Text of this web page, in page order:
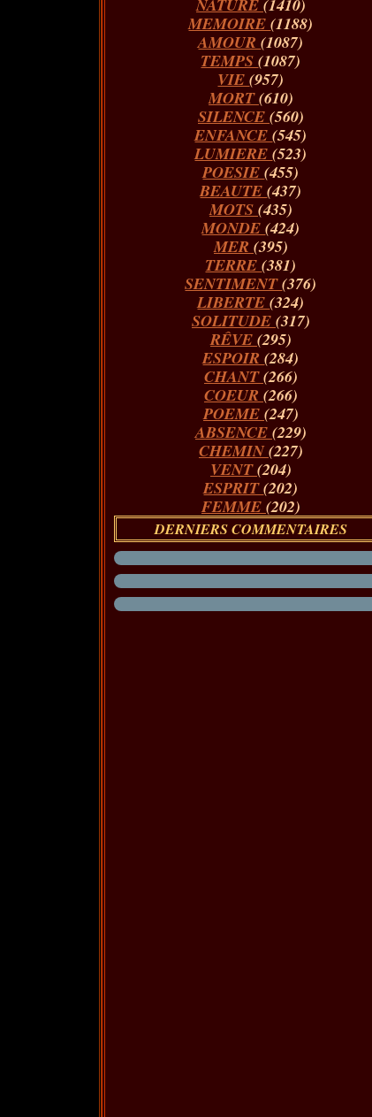
NATURE (1410)
MEMOIRE(1188)
AMOUR(1087)
TEMPS(1087)
VIE(957)
MORT(610)
SILENCE (560)
ENFANCE(545)
LUMIERE(523)
POESIE(455)
BEAUTE(437)
MOTS (435)
MONDE(424)
MER (395)
TERRE(381)
SENTIMENT(376)
LIBERTE(324)
SOLITUDE (317)
RÊVE (295)
ESPOIR(284)
CHANT(266)
COEUR (266)
POEME (247)
ABSENCE (229)
CHEMIN(227)
VENT(204)
ESPRIT(202)
FEMME (202)
DERNIERS COMMENTAIRES